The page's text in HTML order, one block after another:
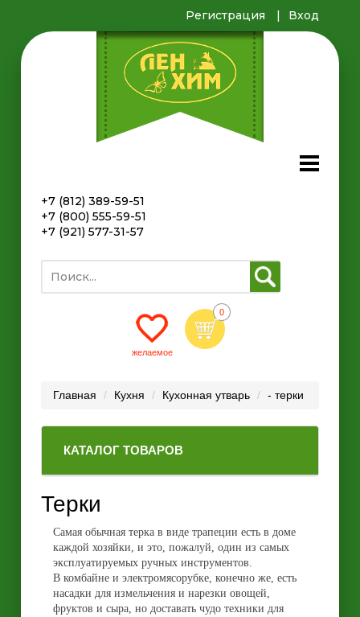
Регистрация Вход
+7 (812) 389-59-51
+7 (800) 555-59-51
+7 (921) 577-31-57
Главная Кухня Кухонная утварь - терки
КАТАЛОГ ТОВАРОВ
Терки
Самая обычная терка в виде трапеции есть в доме
каждой хозяйки, и это, пожалуй, один из самых
эксплуатируемых ручных инструментов.
В комбайне и электромясорубке, конечно же, есть
насадки для измельчения и нарезки овощей,
фруктов и сыра, но доставать чудо техники для